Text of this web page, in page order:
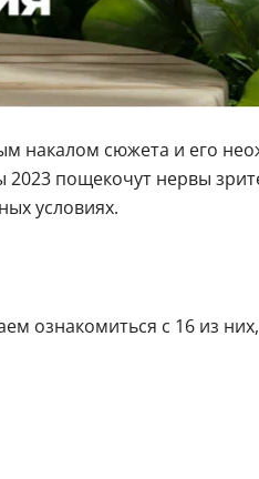
накалом сюжета и его
пощекочут нервы
условиях.
ознакомиться с 16 из